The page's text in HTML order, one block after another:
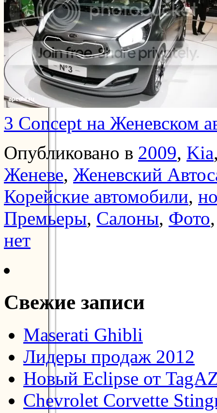
3 Concept на Женевском
Опубликовано в 2009, Kia
Женеве, Женевский
Корейские автомобили,
Премьеры, Салоны, Фото
нет
Свежие записи
Maserati Ghibli
Лидеры продаж 2012
Новый Eclipse от
Chevrolet Corvette